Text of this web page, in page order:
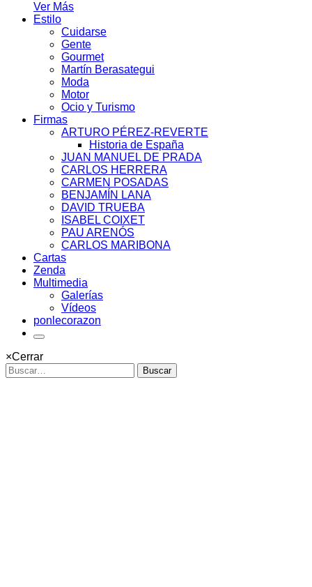
Ver Más
Estilo
Cuidarse
Gente
Gourmet
Martín Berasategui
Moda
Motor
Ocio y Turismo
Firmas
ARTURO PÉREZ-REVERTE
Historia de España
JUAN MANUEL DE PRADA
CARLOS HERRERA
CARMEN POSADAS
BENJAMÍN LANA
DAVID TRUEBA
ISABEL COIXET
PAU ARENÓS
CARLOS MARIBONA
Cartas
Zenda
Multimedia
Galerías
Vídeos
ponlecorazon
×Cerrar
Buscar